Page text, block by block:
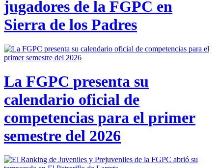
jugadores de la FGPC en
Sierra de los Padres
La FGPC presenta su
calendario oficial de
competencias para el primer
semestre del 2026